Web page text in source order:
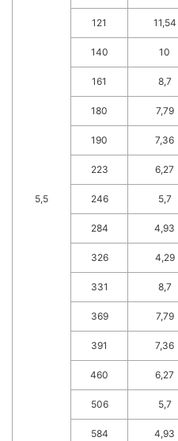
5,5
121 11,54
140 10
161 8,7
180 7,79
190 7,36
223 6,27
246 5,7
284 4,93
326 4,29
331 8,7
369 7,79
391 7,36
460 6,27
506 5,7
584 4,93